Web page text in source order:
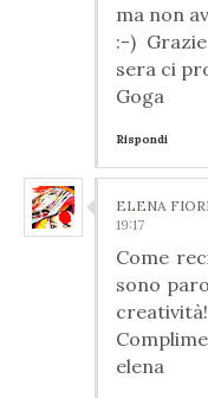
ma non
:-)
sera ci
Goga
Rispondi
ELENA
19:17
Come
sono
creatività!
elena